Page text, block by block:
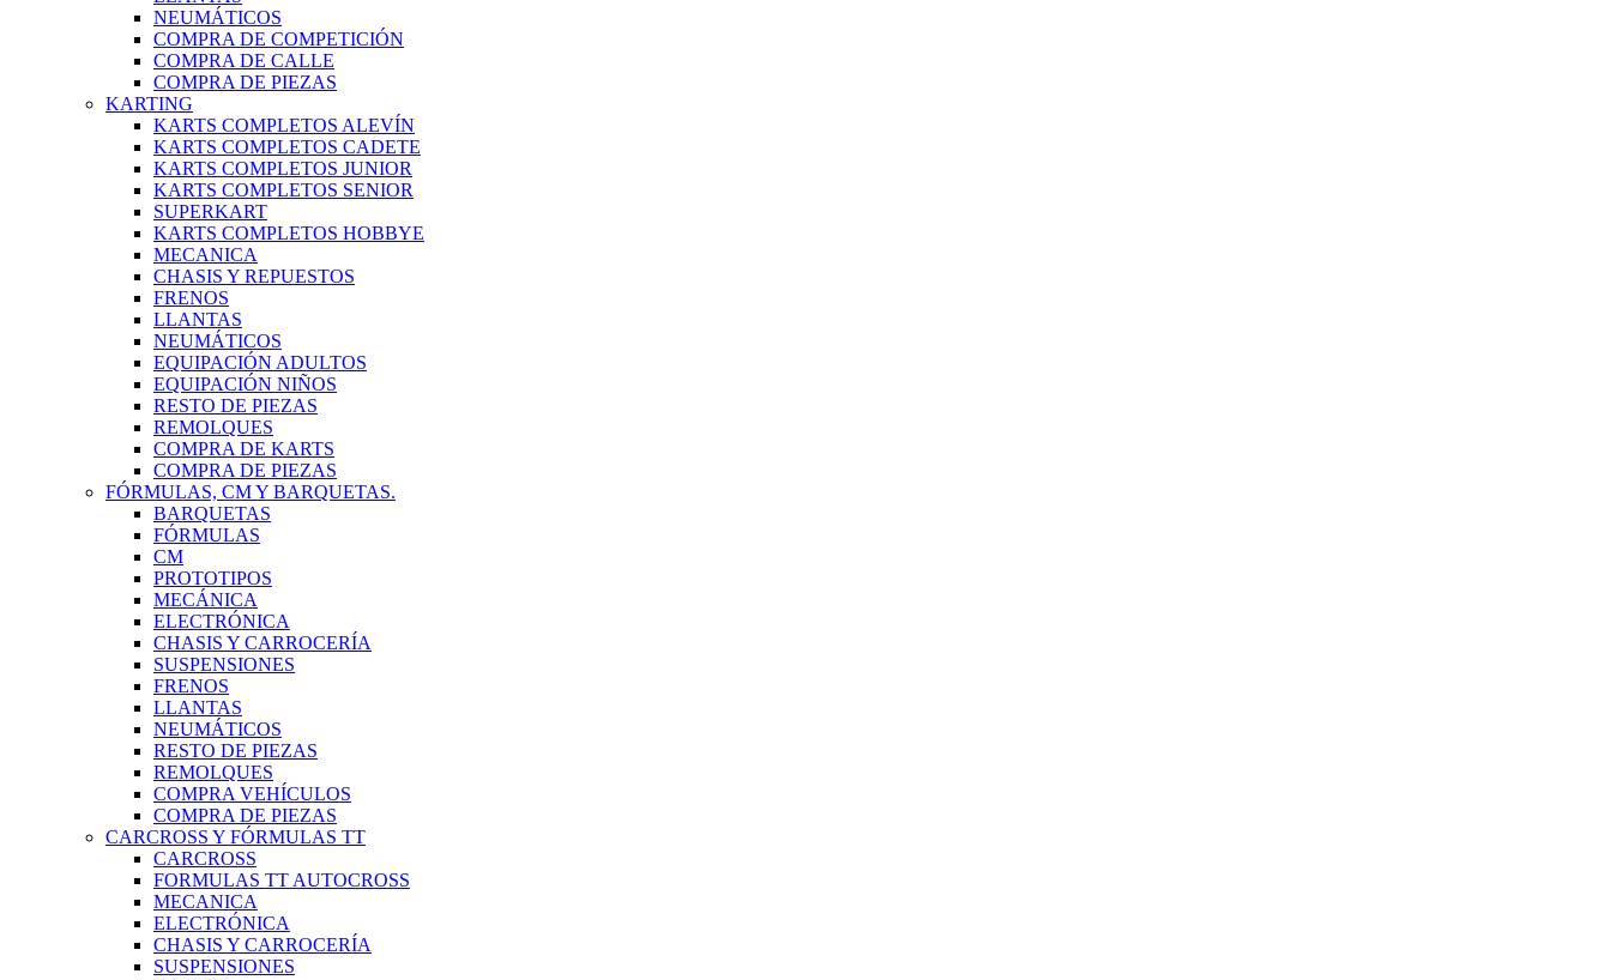
NEUMÁTICOS
COMPRA DE COMPETICIÓN
COMPRA DE CALLE
COMPRA DE PIEZAS
KARTING
KARTS COMPLETOS ALEVÍN
KARTS COMPLETOS CADETE
KARTS COMPLETOS JUNIOR
KARTS COMPLETOS SENIOR
SUPERKART
KARTS COMPLETOS HOBBYE
MECANICA
CHASIS Y REPUESTOS
FRENOS
LLANTAS
NEUMÁTICOS
EQUIPACIÓN ADULTOS
EQUIPACIÓN NIÑOS
RESTO DE PIEZAS
REMOLQUES
COMPRA DE KARTS
COMPRA DE PIEZAS
FÓRMULAS, CM Y BARQUETAS.
BARQUETAS
FÓRMULAS
CM
PROTOTIPOS
MECÁNICA
ELECTRÓNICA
CHASIS Y CARROCERÍA
SUSPENSIONES
FRENOS
LLANTAS
NEUMÁTICOS
RESTO DE PIEZAS
REMOLQUES
COMPRA VEHÍCULOS
COMPRA DE PIEZAS
CARCROSS Y FÓRMULAS TT
CARCROSS
FORMULAS TT AUTOCROSS
MECANICA
ELECTRÓNICA
CHASIS Y CARROCERÍA
SUSPENSIONES